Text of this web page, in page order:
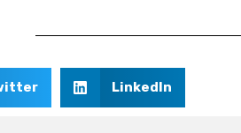
LinkedIn